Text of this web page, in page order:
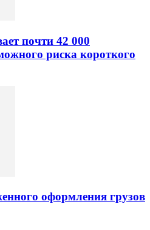
почти 42 000
риска короткого
оформления грузов